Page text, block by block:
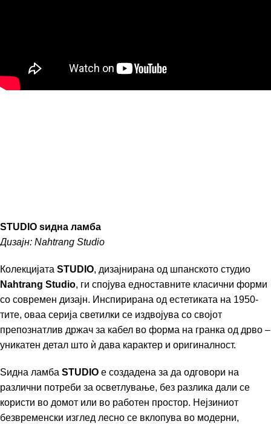
STUDIO ѕидна ламба
Дизајн: Nahtrang Studio
Колекцијата STUDIO, дизајнирана од шпанското студио
Nahtrang Studio, ги спојува едноставните класични форми
со современ дизајн. Инспирирана од естетиката на 1950-
тите, оваа серија светилки се издвојува со својот
препознатлив држач за кабел во форма на гранка од дрво –
уникатен детал што ѝ дава карактер и оригиналност.
Ѕидна ламба STUDIO е создадена за да одговори на
различни потреби за осветлување, без разлика дали се
користи во домот или во работен простор. Нејзиниот
безвременски изглед лесно се вклопува во модерни,